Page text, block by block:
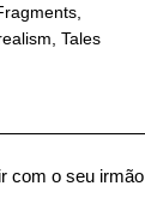
,Tales
com o seu irmão